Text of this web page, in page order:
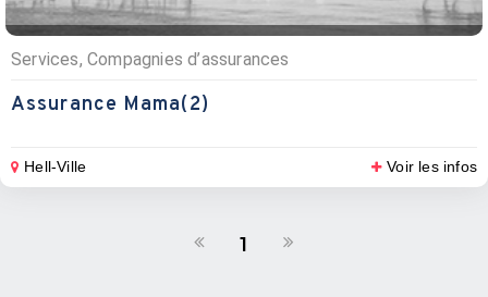
Services, Compagnies d’assurances
Assurance Mama(2)
Hell-Ville Voir les infos
1